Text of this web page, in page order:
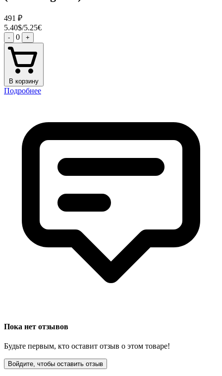
491 ₽
5.40$/5.25€
- 0 +
В корзину
Подробнее
Пока нет отзывов
Будьте первым, кто оставит отзыв о этом товаре!
Войдите, чтобы оставить отзыв